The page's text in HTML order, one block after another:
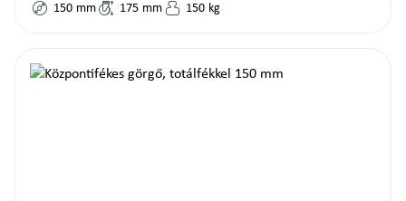
150 mm 175 mm 150 kg